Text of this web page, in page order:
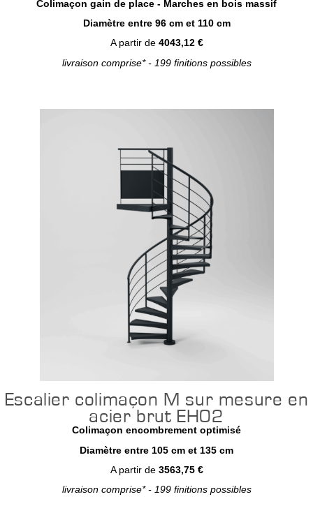
Colimaçon gain de place - Marches en bois massif
Diamètre entre 96 cm et 110 cm
A partir de 4043,12 €
livraison comprise* - 199 finitions possibles
Escalier colimaçon M sur mesure en
acier brut EH02
Colimaçon encombrement optimisé
Diamètre entre 105 cm et 135 cm
A partir de 3563,75 €
livraison comprise* - 199 finitions possibles